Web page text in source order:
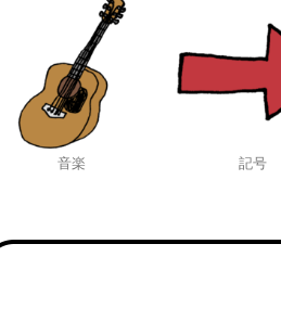
音楽 記号